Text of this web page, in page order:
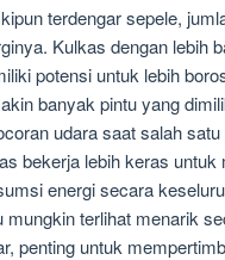
terdengar sepele,
Kulkas dengan lebih
potensi untuk lebih
banyak pintu yang
udara saat salah
bekerja lebih keras
energi secara
mungkin terlihat menarik
penting untuk